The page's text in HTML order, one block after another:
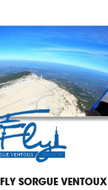
FLY SORGUE VENTOUX